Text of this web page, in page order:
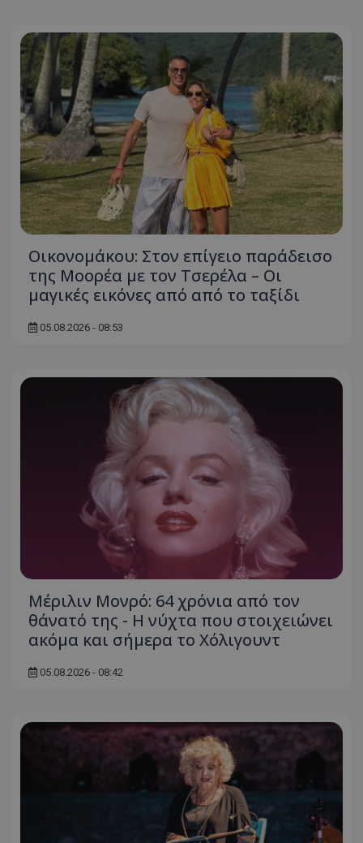
Οικονομάκου: Στον επίγειο παράδεισο
της Μοορέα με τον Τσερέλα – Οι
μαγικές εικόνες από από το ταξίδι
05.08.2026 - 08:53
Μέριλιν Μονρό: 64 χρόνια από τον
θάνατό της - Η νύχτα που στοιχειώνει
ακόμα και σήμερα το Χόλιγουντ
05.08.2026 - 08:42